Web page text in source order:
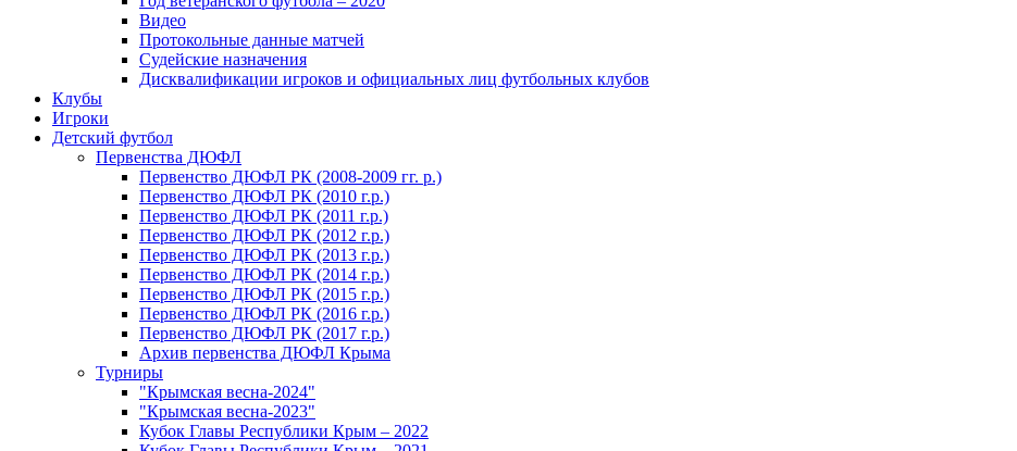
Видео
Протокольные данные матчей
Судейские назначения
Дисквалификации игроков и официальных лиц футбольных клубов
Клубы
Игроки
Детский футбол
Первенства ДЮФЛ
Первенство ДЮФЛ РК (2008-2009 гг. р.)
Первенство ДЮФЛ РК (2010 г.р.)
Первенство ДЮФЛ РК (2011 г.р.)
Первенство ДЮФЛ РК (2012 г.р.)
Первенство ДЮФЛ РК (2013 г.р.)
Первенство ДЮФЛ РК (2014 г.р.)
Первенство ДЮФЛ РК (2015 г.р.)
Первенство ДЮФЛ РК (2016 г.р.)
Первенство ДЮФЛ РК (2017 г.р.)
Архив первенства ДЮФЛ Крыма
Турниры
"Крымская весна-2024"
"Крымская весна-2023"
Кубок Главы Республики Крым – 2022